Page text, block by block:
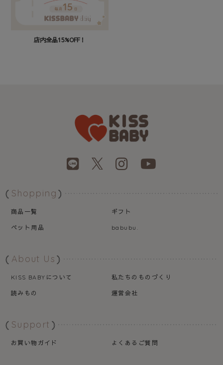
店内全品15%OFF！
Shopping
商品一覧
ギフト
ペット用品
babubu.
About Us
KISS BABY について
私たちのものづくり
読みもの
運営会社
Support
お買い物ガイド よくあるご質問